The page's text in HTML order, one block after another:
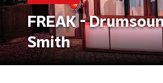
FREAK -
Smith